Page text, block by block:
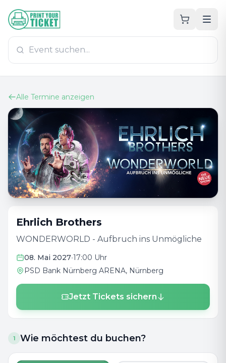
Zum Hauptinhalt
PrintYourTicket
Alle Termine anzeigen
Ehrlich Brothers
WONDERWORLD - Aufbruch ins Unmögliche
08. Mai 2027•17:00 Uhr
PSD Bank Nürnberg ARENA, Nürnberg
Jetzt Tickets sichern
1 Wie möchtest du buchen?